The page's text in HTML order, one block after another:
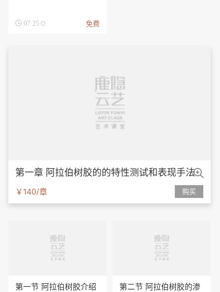
 07:25 免费
第一章 阿拉伯树胶的的特性测试和表现手法
￥140/章 购买

第一节 阿拉伯树胶介绍
第二节 阿拉伯树胶的渗